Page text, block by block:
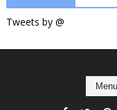
Tweets by @